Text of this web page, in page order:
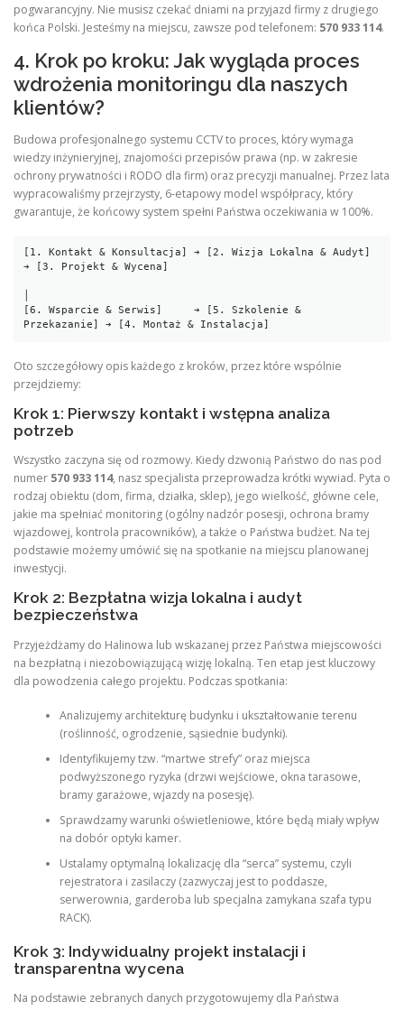
pogwarancyjny. Nie musisz czekać dniami na przyjazd firmy z drugiego
końca Polski. Jesteśmy na miejscu, zawsze pod telefonem: 570 933 114.
4. Krok po kroku: Jak wygląda proces
wdrożenia monitoringu dla naszych
klientów?
Budowa profesjonalnego systemu CCTV to proces, który wymaga
wiedzy inżynieryjnej, znajomości przepisów prawa (np. w zakresie
ochrony prywatności i RODO dla firm) oraz precyzji manualnej. Przez lata
wypracowaliśmy przejrzysty, 6-etapowy model współpracy, który
gwarantuje, że końcowy system spełni Państwa oczekiwania w 100%.
[1. Kontakt & Konsultacja] ➔ [2. Wizja Lokalna & Audyt]
➔ [3. Projekt & Wycena]
[6. Wsparcie & Serwis]     ➔ [5. Szkolenie &
Oto szczegółowy opis każdego z kroków, przez które wspólnie
przejdziemy:
Krok 1: Pierwszy kontakt i wstępna analiza
potrzeb
Wszystko zaczyna się od rozmowy. Kiedy dzwonią Państwo do nas pod
numer 570 933 114, nasz specjalista przeprowadza krótki wywiad. Pyta o
rodzaj obiektu (dom, firma, działka, sklep), jego wielkość, główne cele,
jakie ma spełniać monitoring (ogólny nadzór posesji, ochrona bramy
wjazdowej, kontrola pracowników), a także o Państwa budżet. Na tej
podstawie możemy umówić się na spotkanie na miejscu planowanej
inwestycji.
Krok 2: Bezpłatna wizja lokalna i audyt
bezpieczeństwa
Przyjeżdżamy do Halinowa lub wskazanej przez Państwa miejscowości
na bezpłatną i niezobowiązującą wizję lokalną. Ten etap jest kluczowy
dla powodzenia całego projektu. Podczas spotkania:
Analizujemy architekturę budynku i ukształtowanie terenu
(roślinność, ogrodzenie, sąsiednie budynki).
Identyfikujemy tzw. “martwe strefy” oraz miejsca
podwyższonego ryzyka (drzwi wejściowe, okna tarasowe,
bramy garażowe, wjazdy na posesję).
Sprawdzamy warunki oświetleniowe, które będą miały wpływ
na dobór optyki kamer.
Ustalamy optymalną lokalizację dla “serca” systemu, czyli
rejestratora i zasilaczy (zazwyczaj jest to poddasze,
serwerownia, garderoba lub specjalna zamykana szafa typu
RACK).
Krok 3: Indywidualny projekt instalacji i
transparentna wycena
Na podstawie zebranych danych przygotowujemy dla Państwa